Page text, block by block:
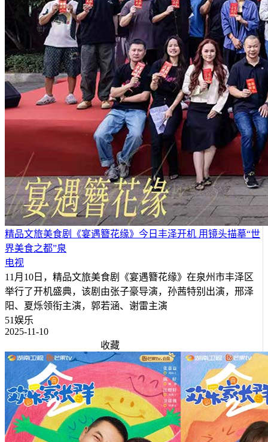
精品文旅美食剧《宴遇簪花缘》今日丰泽开机 用镜头描摹“世
界美食之都”泉
电视
11月10日，精品文旅美食剧《宴遇簪花缘》在泉州市丰泽区
举行了开机盛典，该剧由张子豪导演，孙茜特别出演，邢泽
阳、夏烁领衔主演，郭若涵、谢雷主演
51娱乐
2025-11-10
收藏